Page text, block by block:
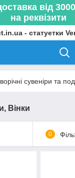
від
на реквізити
- статуетки
сувеніри та
Вінки
0